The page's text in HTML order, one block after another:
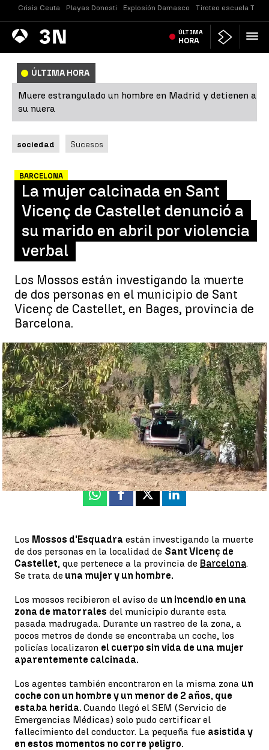
Crisis Ceuta Playas Donosti Explosión Damasco Tiroteo escuela
Antena
3 Noticias ÚLTIMA
HORA
ÚLTIMA HORA
Muere estrangulado un hombre en Madrid y detienen a
su nuera
sociedad Sucesos
BARCELONA
La mujer calcinada en Sant
Vicenç de Castellet denunció a
su marido en abril por violencia
verbal
Los Mossos están investigando la muerte
de dos personas en el municipio de Sant
Vicenç de Castellet, en Bages, provincia de
Barcelona.
La mujer calcinada en Sant Vicenç de Castellet denunció a su
marido en abril por violencia verbal |Antena 3
Antena 3 Noticias
Actualizado:30 de julio de 2021, 12:56
Publicado:30 de julio de 2021, 09:05
Whatsapp
Facebook
X Linkedin
Los Mossos d'Esquadra están investigando la muerte
de dos personas en la localidad de Sant Vicenç de
Castellet, que pertenece a la provincia de Barcelona.
Se trata de una mujer y un hombre.
Los mossos recibieron el aviso de un incendio en una
zona de matorrales del municipio durante esta
pasada madrugada. Durante un rastreo de la zona, a
pocos metros de donde se encontraba un coche, los
policías localizaron el cuerpo sin vida de una mujer
aparentemente calcinada.
Los agentes también encontraron en la misma zona un
coche con un hombre y un menor de 2 años, que
estaba herida. Cuando llegó el SEM (Servicio de
Emergencias Médicas) solo pudo certificar el
fallecimiento del conductor. La pequeña fue asistida y
en estos momentos no corre peligro.